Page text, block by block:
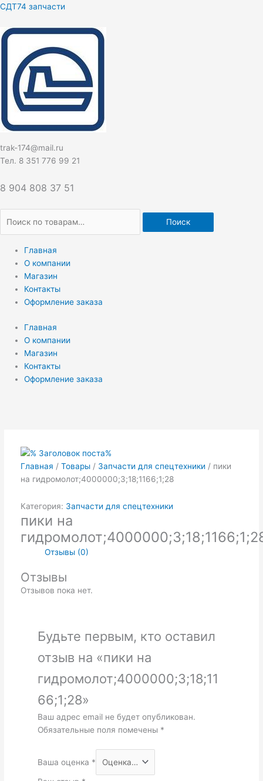
Перейти
содержимому
СДТ74 запчасти
trak-174@mail.ru
Тел. 8 351 776 99 21
8 904 808 37 51
Искать:
Поиск
Главная
О компании
Магазин
Контакты
Оформление заказа
Главная
О компании
Магазин
Контакты
Оформление заказа
Главная / Товары/ Запчасти для спецтехники / пики
на гидромолот;4000000;3;18;1166;1;28
Категория: Запчасти для спецтехники
пики на
Отзывы (0)
Отзывы
Отзывов пока нет.
Будьте первым, кто оставил
отзыв на «пики на
гидромолот;4000000;3;18;11
66;1;28»
Ваш адрес email не будет опубликован.
Обязательные поля помечены *
Ваша оценка *